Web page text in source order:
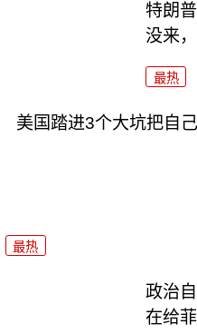
特朗
没来
最热
美国踏进3个大坑把自
最热
政治
在给